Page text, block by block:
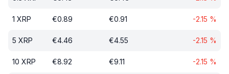
1 XRP €0.89 €0.91 -2.15 %
5 XRP €4.46 €4.55 -2.15 %
10 XRP €8.92 €9.11 -2.15 %